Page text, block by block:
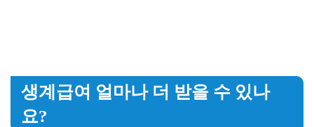
생계급여 얼마나 더 받을 수 있나
요?